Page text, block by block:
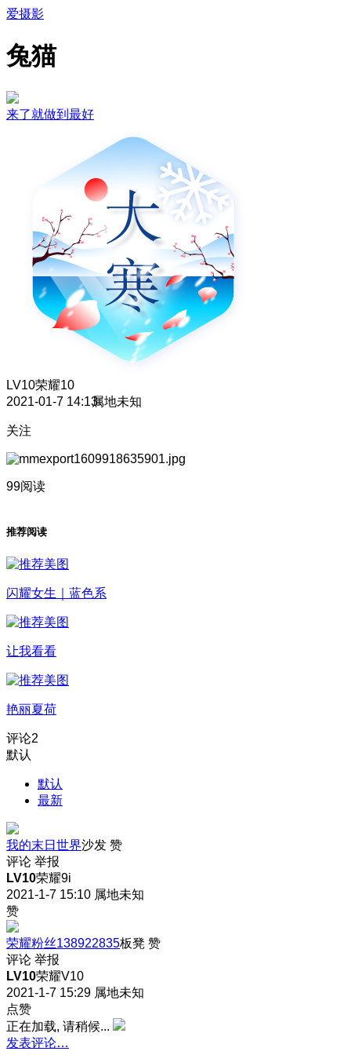
爱摄影
兔猫
来了就做到最好
LV10荣耀10
2021-01-7 14:13属地未知
关注
99阅读
推荐阅读
闪耀女生｜蓝色系
让我看看
艳丽夏荷
评论2
默认
默认
最新
我的末日世界沙发 赞
评论 举报
LV10荣耀9i
2021-1-7 15:10 属地未知
赞
荣耀粉丝138922835板凳 赞
评论 举报
LV10荣耀V10
2021-1-7 15:29 属地未知
点赞
正在加载, 请稍候...
发表评论…